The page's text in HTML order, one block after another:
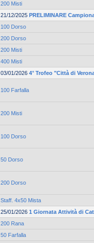
200 Misti
21/12/2025 PRELIMINARE
100 Dorso
200 Dorso
200 Misti
400 Misti
03/01/2026 4° Trofeo "Città di
100 Farfalla
200 Misti
100 Dorso
50 Dorso
200 Dorso
Staff. 4x50 Mista
25/01/2026 1 Giornata Attività di
200 Rana
50 Farfalla